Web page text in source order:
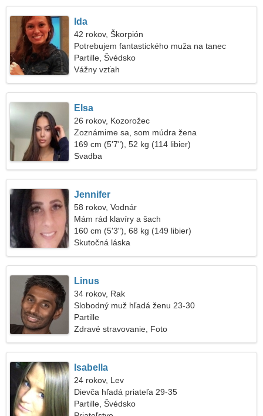
Ida
42 rokov, Škorpión
Potrebujem fantastického muža na tanec
Partille, Švédsko
Vážny vzťah
Elsa
26 rokov, Kozorožec
Zoznámime sa, som múdra žena
169 cm (5'7"), 52 kg (114 libier)
Svadba
Jennifer
58 rokov, Vodnár
Mám rád klavíry a šach
160 cm (5'3"), 68 kg (149 libier)
Skutočná láska
Linus
34 rokov, Rak
Slobodný muž hľadá ženu 23-30
Partille
Zdravé stravovanie, Foto
Isabella
24 rokov, Lev
Dievča hľadá priateľa 29-35
Partille, Švédsko